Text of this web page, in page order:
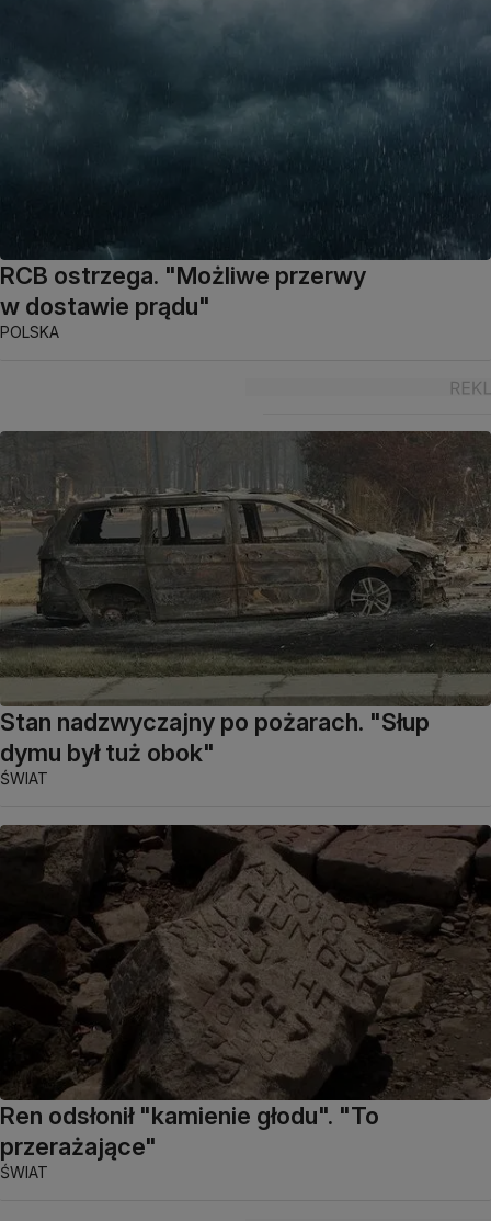
RCB ostrzega. "Możliwe przerwy
w dostawie prądu"
POLSKA
Stan nadzwyczajny po pożarach. "Słup
dymu był tuż obok"
ŚWIAT
Ren odsłonił "kamienie głodu". "To
przerażające"
ŚWIAT